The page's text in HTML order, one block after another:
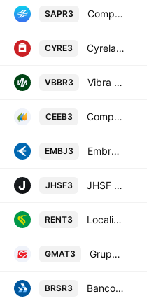
SAPR3 Companhia de Saneamento do Parana - Sanepar
CYRE3 Cyrela Brazil Realty SA Empreendimentos e Participacoes
VBBR3 Vibra Energia SA
CEEB3 Companhia de Electricidade do Estado da Bahia - COELBA
EMBJ3 Embraer S.A.
JHSF3 JHSF Participacoes S.A.
RENT3 Localiza Rent A Car SA
GMAT3 Grupo Mateus SA
BRSR3 Banco do Estado do Rio Grande do Sul SA